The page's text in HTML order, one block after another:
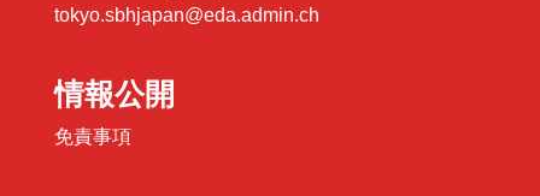
tokyo.sbhjapan@eda.admin.ch
情報公開
免責事項